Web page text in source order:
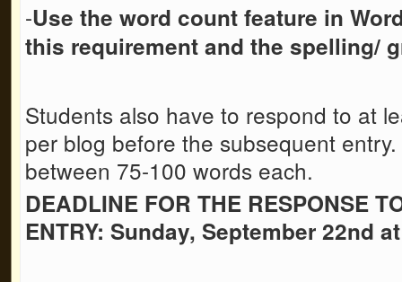
-Use the word count feature in
this requirement and the spelling/
Students also have to respond to at
per blog before the subsequent
between 75-100 words each.
DEADLINE FOR THE RESPONSE
ENTRY: Sunday, September 22nd